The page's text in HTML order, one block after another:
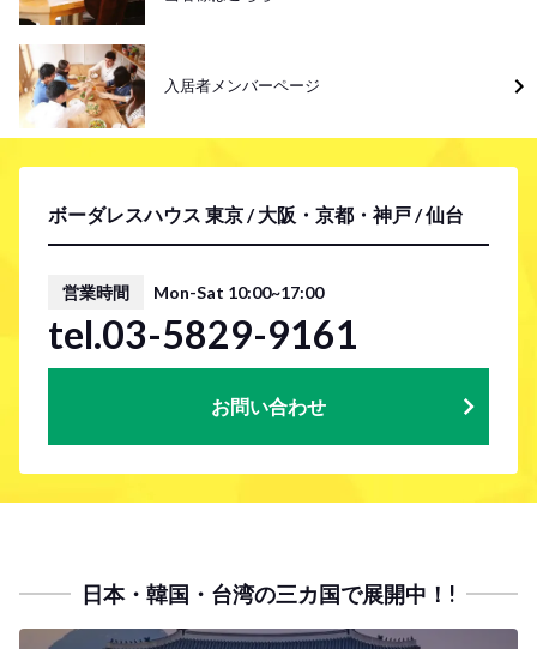
ボーダレスハウス 東京 / 大阪・京都・神戸 / 仙台
営業時間 Mon-Sat 10:00~17:00
tel.03-5829-9161
お問い合わせ
入居者メンバーページ
日本・韓国・台湾の三カ国で展開中！!